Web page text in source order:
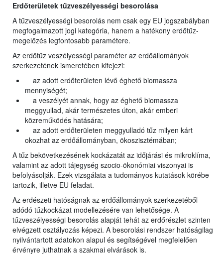
Erdőterületek tűzveszélyességi besorolása
A tűzveszélyességi besorolás nem csak egy EU jogszabályban
megfogalmazott jogi kategória, hanem a hatékony erdőtűz-
megelőzés legfontosabb paramétere.
Az erdőtűz veszélyességi paraméter az erdőállományok
szerkezetének ismeretében kifejezi:
az adott erdőterületen lévő éghető biomassza
mennyiségét;
a veszélyét annak, hogy az éghető biomassza
meggyullad, akár természetes úton, akár emberi
közreműködés hatására;
az adott erdőterületen meggyulladó tűz milyen kárt
okozhat az erdőállományban, ökoszisztémában;
A tűz bekövetkezésének kockázatát az időjárási és mikroklíma,
valamint az adott tájegység szocio-ökonómiai viszonyai is
befolyásolják. Ezek vizsgálata a tudományos kutatások körébe
tartozik, illetve EU feladat.
Az erdészeti hatóságnak az erdőállományok szerkezetéből
adódó tűzkockázat modellezésére van lehetősége. A
tűzveszélyességi besorolás alapját tehát az erdőrészlet szinten
elvégzett osztályozás képezi. A besorolási rendszer hatóságilag
nyilvántartott adatokon alapul és segítségével megfelelően
érvényre juthatnak a szakmai elvárások is.